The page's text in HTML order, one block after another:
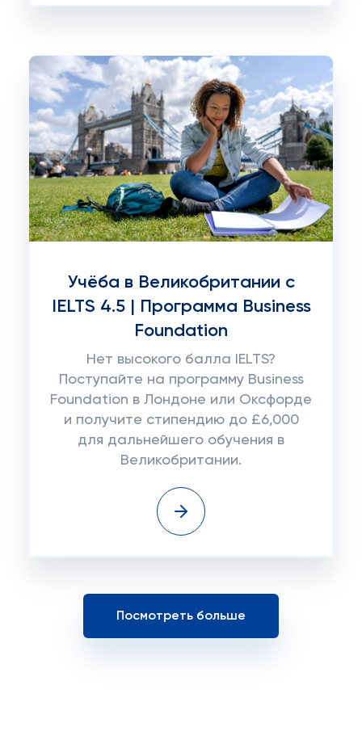
Учёба в Великобритании с
IELTS 4.5 | Программа Business
Foundation
Нет высокого балла IELTS?
Поступайте на программу Business
Foundation в Лондоне или Оксфорде
и получите стипендию до £6,000
для дальнейшего обучения в
Великобритании.
Посмотреть больше